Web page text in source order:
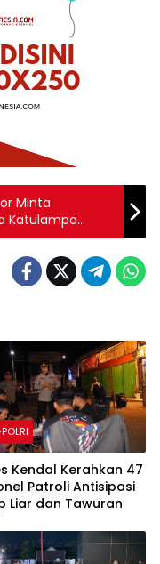
Minta
Katulampa
Kendal Kerahkan 47
Patroli Antisipasi
Liar dan Tawuran